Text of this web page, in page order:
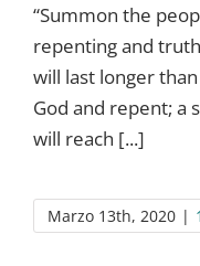
“Summon the
repenting and
will last longer
God and repent; a
will reach [...]
Marzo 13th, 2020 |